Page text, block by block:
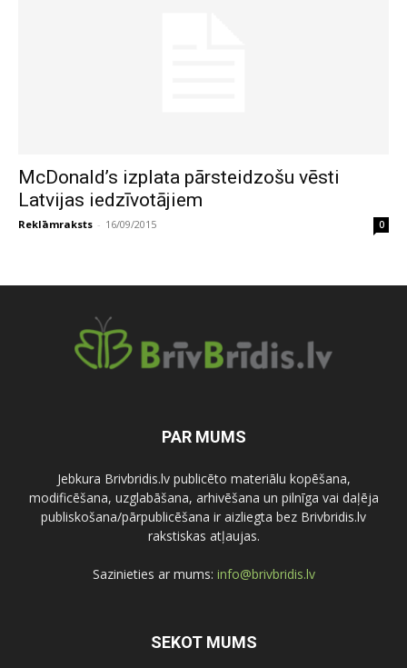
McDonald’s izplata pārsteidzošu vēsti
Latvijas iedzīvotājiem
Reklāmraksts - 16/09/2015 0
PAR MUMS
Jebkura Brivbridis.lv publicēto materiālu kopēšana,
modificēšana, uzglabāšana, arhivēšana un pilnīga vai daļēja
publiskošana/pārpublicēšana ir aizliegta bez Brivbridis.lv
rakstiskas atļaujas.
Sazinieties ar mums: info@brivbridis.lv
SEKOT MUMS